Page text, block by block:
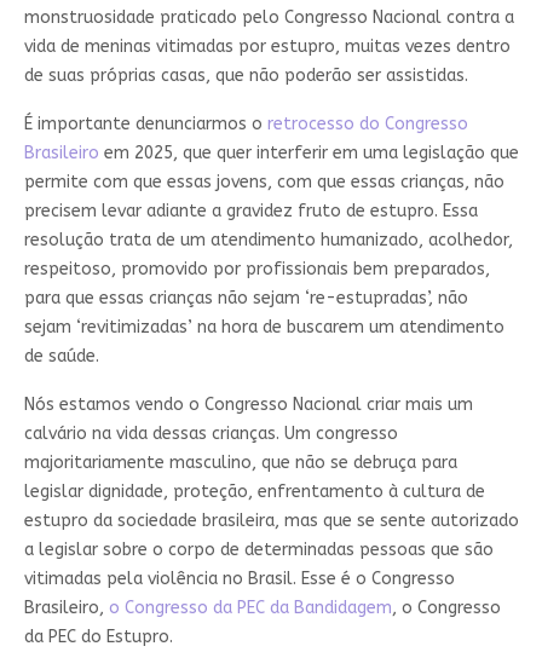
monstruosidade praticado pelo Congresso Nacional contra a
vida de meninas vitimadas por estupro, muitas vezes dentro
de suas próprias casas, que não poderão ser assistidas.
É importante denunciarmos o retrocesso do Congresso
Brasileiro em 2025, que quer interferir em uma legislação que
permite com que essas jovens, com que essas crianças, não
precisem levar adiante a gravidez fruto de estupro. Essa
resolução trata de um atendimento humanizado, acolhedor,
respeitoso, promovido por profissionais bem preparados,
para que essas crianças não sejam ‘re-estupradas’, não
sejam ‘revitimizadas’ na hora de buscarem um atendimento
de saúde.
Nós estamos vendo o Congresso Nacional criar mais um
calvário na vida dessas crianças. Um congresso
majoritariamente masculino, que não se debruça para
legislar dignidade, proteção, enfrentamento à cultura de
estupro da sociedade brasileira, mas que se sente autorizado
a legislar sobre o corpo de determinadas pessoas que são
vitimadas pela violência no Brasil. Esse é o Congresso
Brasileiro, o Congresso da PEC da Bandidagem, o Congresso
da PEC do Estupro.